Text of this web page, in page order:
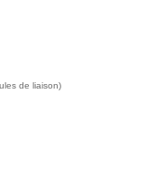
de liaison)